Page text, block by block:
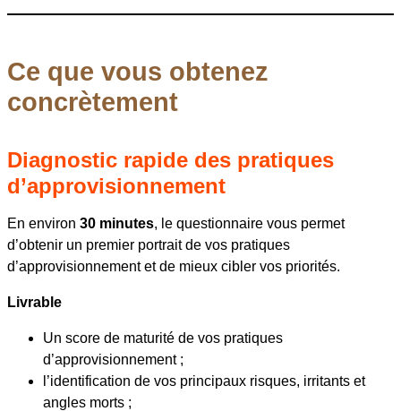
Ce que vous obtenez
concrètement
Diagnostic rapide des pratiques
d’approvisionnement
En environ 30 minutes, le questionnaire vous permet
d’obtenir un premier portrait de vos pratiques
d’approvisionnement et de mieux cibler vos priorités.
Livrable
Un score de maturité de vos pratiques
d’approvisionnement ;
l’identification de vos principaux risques, irritants et
angles morts ;